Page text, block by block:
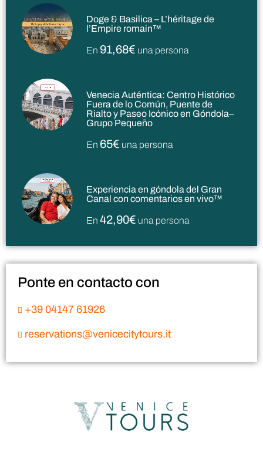
Doge & Basilica – L’héritage de
l’Empire romain™
En 91,68€ una persona
Venecia Auténtica: Centro Histórico
Fuera de lo Común, Puente de
Rialto y Paseo Icónico en Góndola–
Grupo Pequeño
En 65€ una persona
Experiencia en góndola del Gran
Canal con comentarios en vivo™
En42,90€ una persona
Ponte en contacto con
+39 04147 61926
reservations@venicecitytours.it